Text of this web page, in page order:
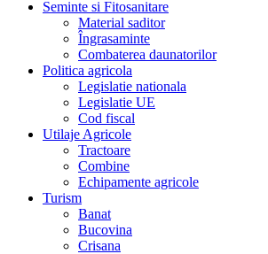
Seminte si Fitosanitare
Material saditor
Îngrasaminte
Combaterea daunatorilor
Politica agricola
Legislatie nationala
Legislatie UE
Cod fiscal
Utilaje Agricole
Tractoare
Combine
Echipamente agricole
Turism
Banat
Bucovina
Crisana